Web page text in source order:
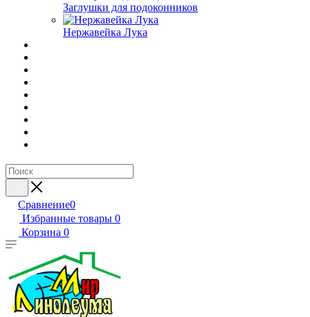
Заглушки для подоконников
Нержавейка Лука
Сравнение0
Избранные товары 0
Корзина 0